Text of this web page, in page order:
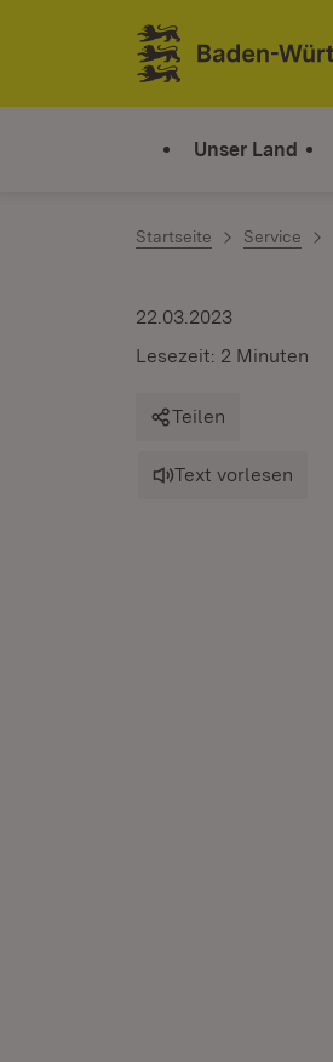
Zum Inhalt springen
Link zur Startseite
Unser Land
Startseite Service
22.03.2023
Lesezeit: 2 Minuten
Teilen
Text vorlesen